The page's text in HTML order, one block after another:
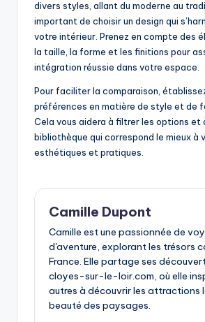
divers styles, allant du moderne au
important de choisir un design qui
votre intérieur. Prenez en compte des
la taille, la forme et les finitions pour
intégration réussie dans votre espace.
Pour faciliter la comparaison,
préférences en matière de style et de
Cela vous aidera à filtrer les options et
bibliothèque qui correspond le mieux à
esthétiques et pratiques.
Camille Dupont
Camille est une passionnée de
d'aventure, explorant les trésors
France. Elle partage ses
cloyes-sur-le-loir.com, où elle
autres à découvrir les attractions
beauté des paysages.